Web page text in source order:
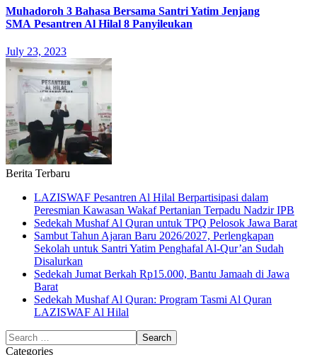
Muhadoroh 3 Bahasa Bersama Santri Yatim Jenjang
SMA Pesantren Al Hilal 8 Panyileukan
July 23, 2023
Berita Terbaru
LAZISWAF Pesantren Al Hilal Berpartisipasi dalam
Peresmian Kawasan Wakaf Pertanian Terpadu Nadzir IPB
Sedekah Mushaf Al Quran untuk TPQ Pelosok Jawa Barat
Sambut Tahun Ajaran Baru 2026/2027, Perlengkapan
Sekolah untuk Santri Yatim Penghafal Al-Qur’an Sudah
Disalurkan
Sedekah Jumat Berkah Rp15.000, Bantu Jamaah di Jawa
Barat
Sedekah Mushaf Al Quran: Program Tasmi Al Quran
LAZISWAF Al Hilal
Categories